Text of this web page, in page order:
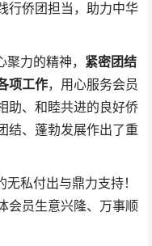
行侨团担当，助力中华
力的精神， 紧密团结
项工作，用心服务会员
助、和睦共进的良好侨
结、蓬勃发展作出了重
私付出与鼎力支持！
会员生意兴隆、万事顺